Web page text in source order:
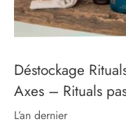
Déstockage
Axes – Rituals
l’an dernier